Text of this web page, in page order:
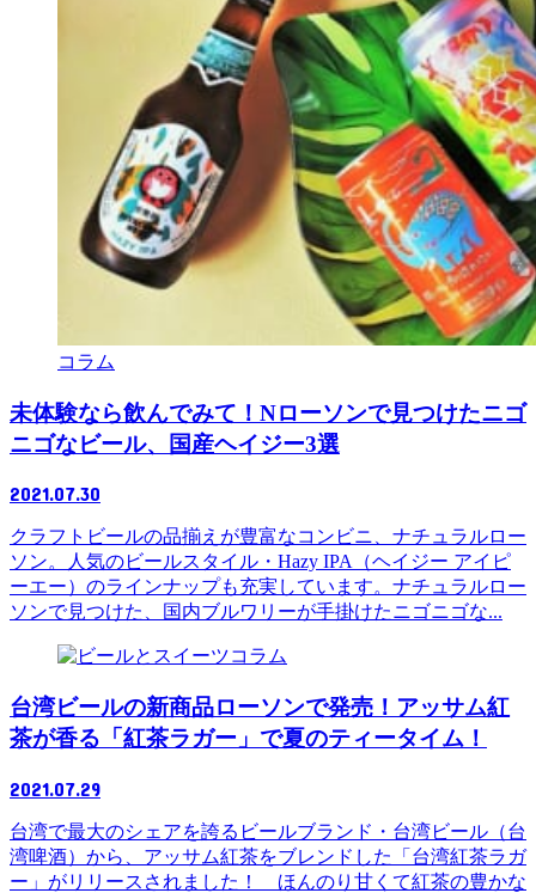
コラム
未体験なら飲んでみて！Nローソンで見つけたニゴ
ニゴなビール、国産ヘイジー3選
2021.07.30
クラフトビールの品揃えが豊富なコンビニ、ナチュラルロー
ソン。人気のビールスタイル・Hazy IPA（ヘイジー アイピ
ーエー）のラインナップも充実しています。ナチュラルロー
ソンで見つけた、国内ブルワリーが手掛けたニゴニゴな...
コラム
台湾ビールの新商品ローソンで発売！アッサム紅
茶が香る「紅茶ラガー」で夏のティータイム！
2021.07.29
台湾で最大のシェアを誇るビールブランド・台湾ビール（台
湾啤酒）から、アッサム紅茶をブレンドした「台湾紅茶ラガ
ー」がリリースされました！ ほんのり甘くて紅茶の豊かな